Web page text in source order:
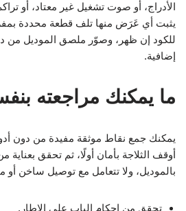
الأدراج، أو صوت تشغيل غير معتاد، أو
يثبت أي عَرَض منها تلف قطعة محددة
للكود إن ظهر، وصوّر ملصق الموديل من
إضافية.
ما يمكنك مراجعته
يمكنك جمع نقاط موثقة مفيدة من دون
أوقف الثلاجة بأمان أولًا، ثم تحقق بعناية
بالموديل، ولا تتعامل مع توصيل ساخن أو
تحقق من إحكام الباب على الإطار.